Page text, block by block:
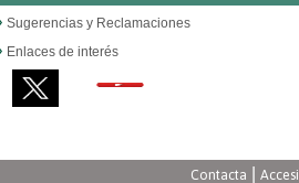
Sugerencias y Reclamaciones
Enlaces de interés
Contacta